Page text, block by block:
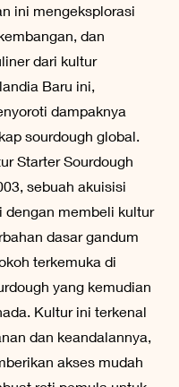
ini mengeksplorasi
dan
dari kultur
Baru ini,
dampaknya
sourdough global.
Starter Sourdough
sebuah akuisisi
dengan membeli kultur
dasar gandum
terkemuka di
yang kemudian
Kultur ini terkenal
dan keandalannya,
akses mudah